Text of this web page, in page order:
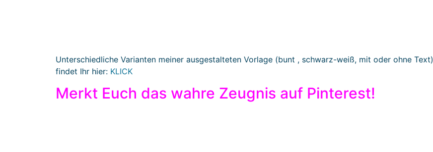
Unterschiedliche Varianten meiner ausgestalteten Vorlage (bunt , schwarz-weiß, mit oder ohne Text)
findet Ihr hier: KLICK
Merkt Euch das wahre Zeugnis auf Pinterest!